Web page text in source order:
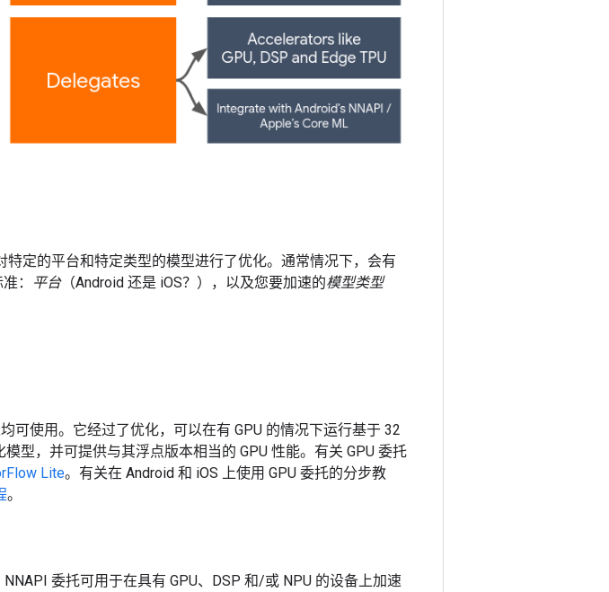
定的平台和特定类型的模型进行了优化。通常情况下，会有
：
平台（Android 还是 iOS？），以及您要加速的模型类型
可使用。它经过了优化，可以在有 GPU 的情况下运行基于 32
型，并可提供与其浮点版本相当的 GPU 性能。有关 GPU 委托
Lite。有关在 Android 和 iOS 上使用 GPU 委托的分步教
。
NNAPI 委托可用于在具有 GPU、DSP 和/或 NPU 的设备上加速